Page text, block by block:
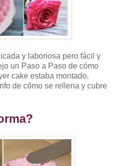
y laboriosa pero fácil y
un Paso a Paso de cómo
cake estaba montado,
de cómo se rellena y cubre